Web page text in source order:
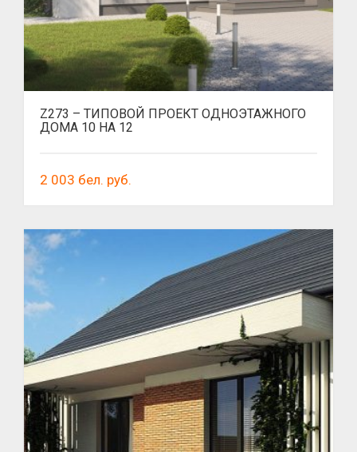
Z273 – ТИПОВОЙ ПРОЕКТ ОДНОЭТАЖНОГО
ДОМА 10 НА 12
2 003 бел. руб.